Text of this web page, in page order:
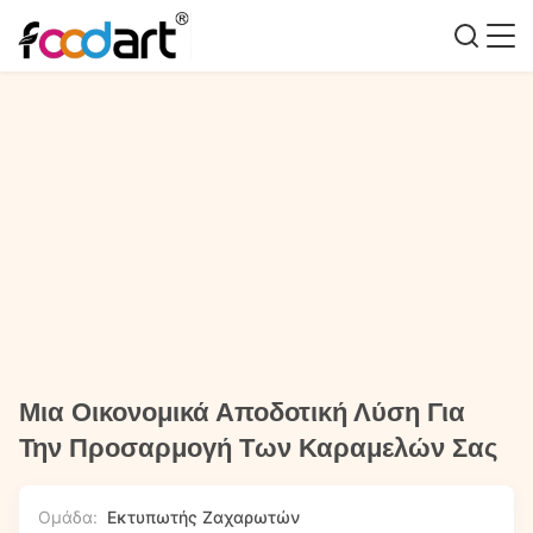
Μια Οικονομικά Αποδοτική Λύση Για
Την Προσαρμογή Των Καραμελών Σας
Ομάδα: Εκτυπωτής Ζαχαρωτών